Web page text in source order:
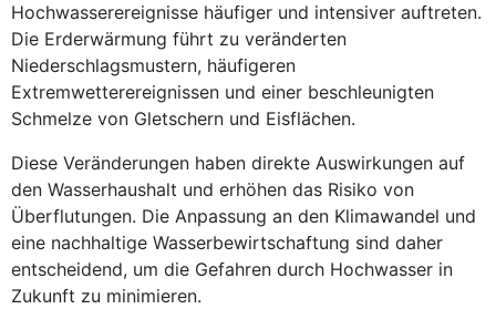
Hochwasserereignisse häufiger und intensiver auftreten.
Die Erderwärmung führt zu veränderten
Niederschlagsmustern, häufigeren
Extremwetterereignissen und einer beschleunigten
Schmelze von Gletschern und Eisflächen.
Diese Veränderungen haben direkte Auswirkungen auf
den Wasserhaushalt und erhöhen das Risiko von
Überflutungen. Die Anpassung an den Klimawandel und
eine nachhaltige Wasserbewirtschaftung sind daher
entscheidend, um die Gefahren durch Hochwasser in
Zukunft zu minimieren.